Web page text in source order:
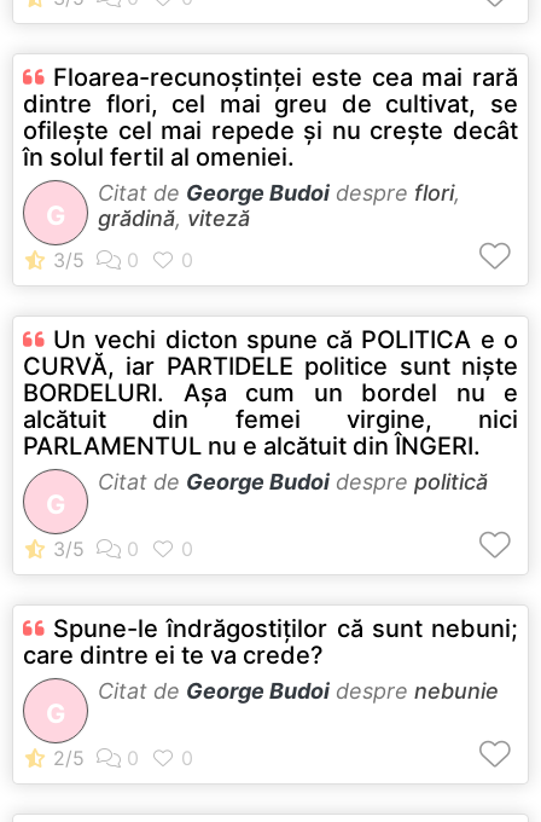
Floarea-recunoştinţei este cea mai rară
dintre flori, cel mai greu de cultivat, se
ofileşte cel mai repede şi nu creşte decât
în solul fertil al omeniei.
G
Citat de George Budoi despre flori,
grădină, viteză
Un vechi dicton spune că POLITICA e o
CURVĂ, iar PARTIDELE politice sunt nişte
BORDELURI. Aşa cum un bordel nu e
alcătuit din femei virgine, nici
PARLAMENTUL nu e alcătuit din ÎNGERI.
G
Citat de George Budoi despre politică
Spune-le îndrăgostiţilor că sunt nebuni;
care dintre ei te va crede?
G
Citat de George Budoi despre nebunie